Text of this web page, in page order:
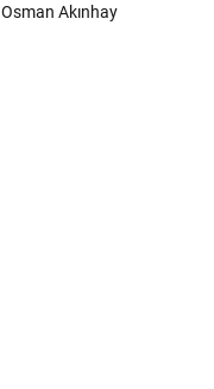
Osman Akınhay